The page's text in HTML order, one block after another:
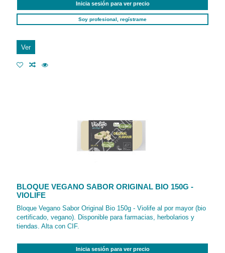
Inicia sesión para ver precio
Soy profesional, regístrame
Ver
BLOQUE VEGANO SABOR ORIGINAL BIO 150G -
VIOLIFE
Bloque Vegano Sabor Original Bio 150g - Violife al por mayor (bio
certificado, vegano). Disponible para farmacias, herbolarios y
tiendas. Alta con CIF.
Inicia sesión para ver precio